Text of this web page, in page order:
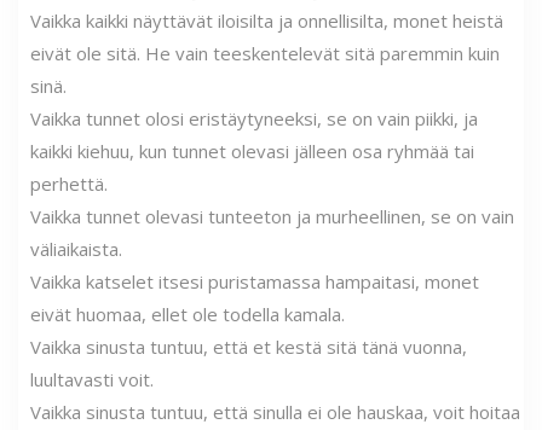
Vaikka kaikki näyttävät iloisilta ja onnellisilta, monet heistä
eivät ole sitä. He vain teeskentelevät sitä paremmin kuin
sinä.
Vaikka tunnet olosi eristäytyneeksi, se on vain piikki, ja
kaikki kiehuu, kun tunnet olevasi jälleen osa ryhmää tai
perhettä.
Vaikka tunnet olevasi tunteeton ja murheellinen, se on vain
väliaikaista.
Vaikka katselet itsesi puristamassa hampaitasi, monet
eivät huomaa, ellet ole todella kamala.
Vaikka sinusta tuntuu, että et kestä sitä tänä vuonna,
luultavasti voit.
Vaikka sinusta tuntuu, että sinulla ei ole hauskaa, voit hoitaa